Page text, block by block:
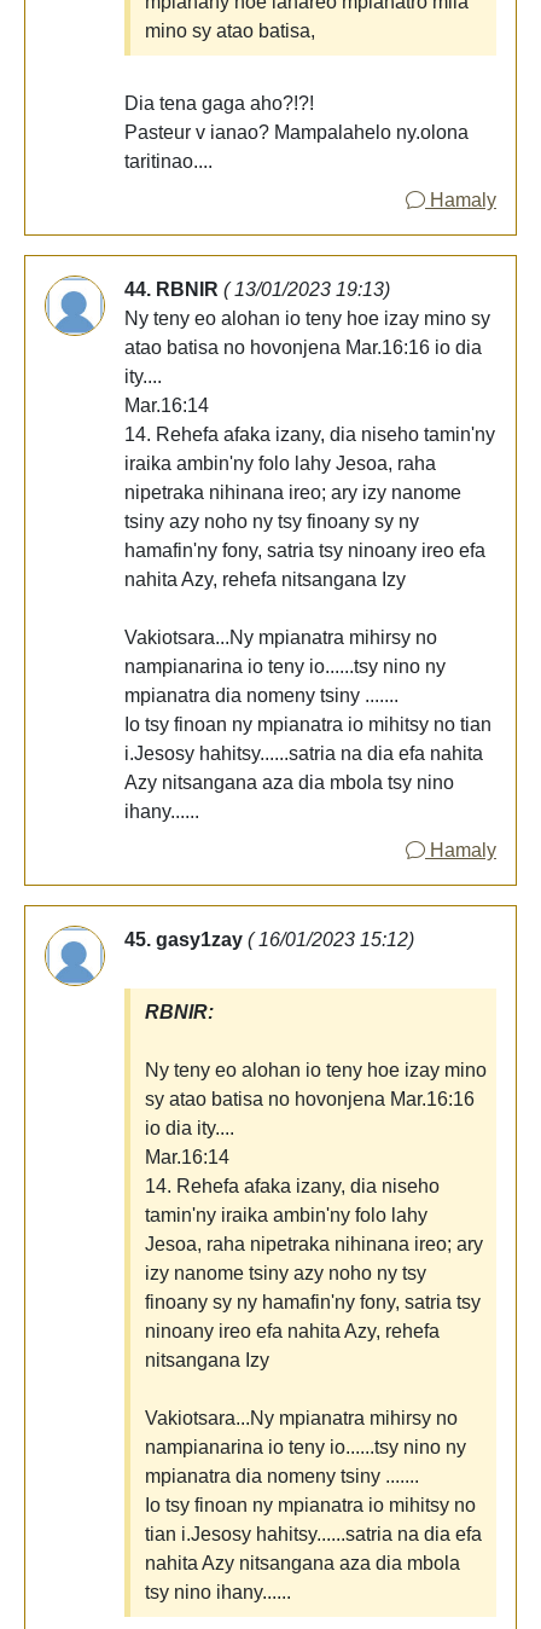
mino sy atao batisa,
Dia tena gaga aho?!?!
Pasteur v ianao? Mampalahelo ny.olona
taritinao....
Hamaly
44. RBNIR ( 13/01/2023 19:13)
Ny teny eo alohan io teny hoe izay mino sy
atao batisa no hovonjena Mar.16:16 io dia
ity....
Mar.16:14
14. Rehefa afaka izany, dia niseho tamin'ny
iraika ambin'ny folo lahy Jesoa, raha
nipetraka nihinana ireo; ary izy nanome
tsiny azy noho ny tsy finoany sy ny
hamafin'ny fony, satria tsy ninoany ireo efa
nahita Azy, rehefa nitsangana Izy
Vakiotsara...Ny mpianatra mihirsy no
nampianarina io teny io......tsy nino ny
mpianatra dia nomeny tsiny .......
Io tsy finoan ny mpianatra io mihitsy no tian
i.Jesosy hahitsy......satria na dia efa nahita
Azy nitsangana aza dia mbola tsy nino
ihany......
Hamaly
45. gasy1zay ( 16/01/2023 15:12)
RBNIR:
Ny teny eo alohan io teny hoe izay mino
sy atao batisa no hovonjena Mar.16:16
io dia ity....
Mar.16:14
14. Rehefa afaka izany, dia niseho
tamin'ny iraika ambin'ny folo lahy
Jesoa, raha nipetraka nihinana ireo; ary
izy nanome tsiny azy noho ny tsy
finoany sy ny hamafin'ny fony, satria tsy
ninoany ireo efa nahita Azy, rehefa
nitsangana Izy
Vakiotsara...Ny mpianatra mihirsy no
nampianarina io teny io......tsy nino ny
mpianatra dia nomeny tsiny .......
Io tsy finoan ny mpianatra io mihitsy no
tian i.Jesosy hahitsy......satria na dia efa
nahita Azy nitsangana aza dia mbola
tsy nino ihany......